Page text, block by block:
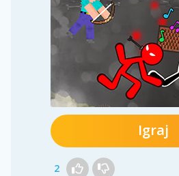
Igraj
2